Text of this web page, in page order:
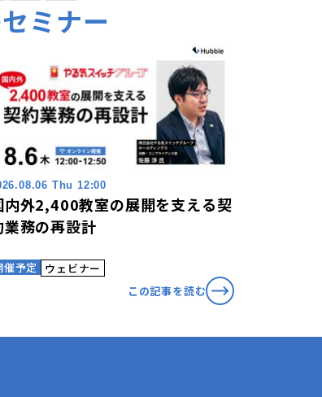
ミナー
Thu 12:00
内外2,400教室の展開を支える契
業務の再設計
催予定
ウェビナー
この記事を読む